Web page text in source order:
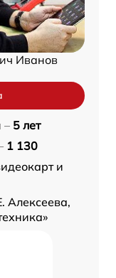
Иванов
– 5 лет
1 130
и
Алексеева,